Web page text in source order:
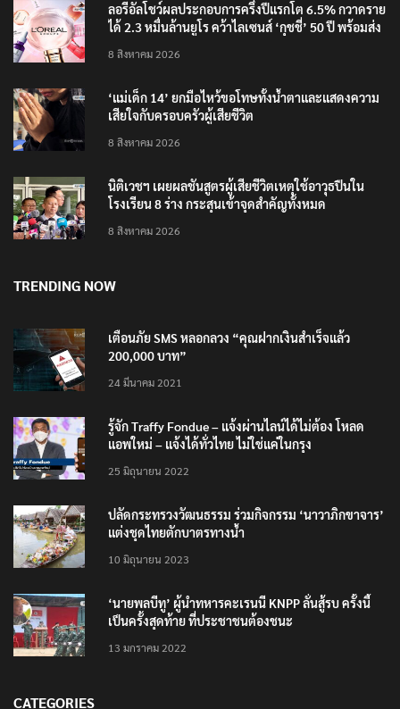
ลอรีอัลโชว์ผลประกอบการครึ่งปีแรกโต 6.5% กวาดราย
ได้ 2.3 หมื่นล้านยูโร คว้าไลเซนส์ ‘กุชชี่’ 50 ปี พร้อมส่ง
8 สิงหาคม 2026
‘แม่เด็ก 14’ ยกมือไหว้ขอโทษทั้งน้ำตาและแสดงความ
เสียใจกับครอบครัวผู้เสียชีวิต
8 สิงหาคม 2026
นิติเวชฯ เผยผลชันสูตรผู้เสียชีวิตเหตุใช้อาวุธปืนใน
โรงเรียน 8 ร่าง กระสุนเข้าจุดสำคัญทั้งหมด
8 สิงหาคม 2026
TRENDING NOW
เตือนภัย SMS หลอกลวง “คุณฝากเงินสำเร็จแล้ว
200,000 บาท”
24 มีนาคม 2021
รู้จัก Traffy Fondue – แจ้งผ่านไลน์ได้ไม่ต้อง โหลด
แอพใหม่ – แจ้งได้ทั่วไทย ไม่ใช่แค่ในกรุง
25 มิถุนายน 2022
ปลัดกระทรวงวัฒนธรรม ร่วมกิจกรรม ‘นาวาภิกขาจาร’
แต่งชุดไทยตักบาตรทางน้ำ
10 มิถุนายน 2023
‘นายพลบีทู’ ผู้นำทหารคะเรนนี KNPP ลั่นสู้รบ ครั้งนี้
เป็นครั้งสุดท้าย ที่ประชาชนต้องชนะ
13 มกราคม 2022
CATEGORIES